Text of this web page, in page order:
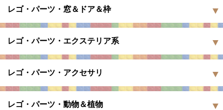
レゴ・パーツ・窓＆ドア＆枠
レゴ・パーツ・エクステリア系
レゴ・パーツ・アクセサリ
レゴ・パーツ・動物＆植物